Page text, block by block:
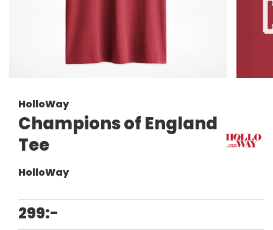
HolloWay
Champions of England
Tee
HolloWay
299:-